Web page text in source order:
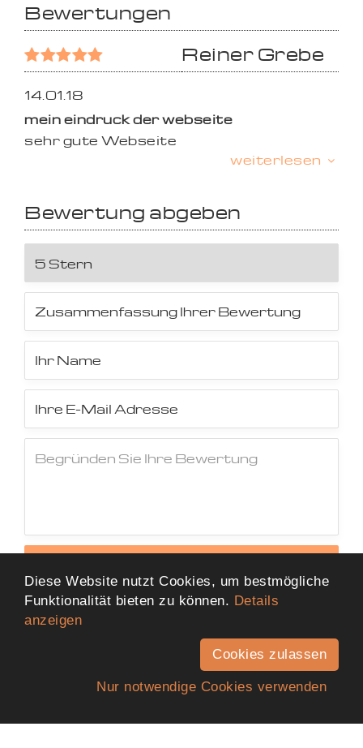
Bewertungen
Reiner Grebe
14.01.18
mein eindruck der webseite
sehr gute Webseite
weiterlesen
Bewertung abgeben
Diese Website nutzt Cookies, um bestmögliche
Funktionalität bieten zu können. Details
anzeigen
Cookies zulassen
Nur notwendige Cookies verwenden